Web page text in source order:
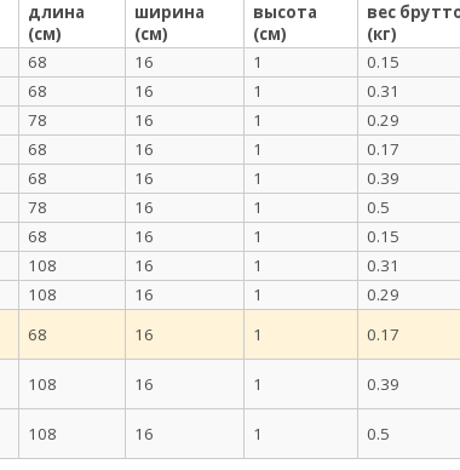
длина
(см)
ширина
(см)
высота
(см)
вес
(кг)
68 16 1 0.15
68 16 1 0.31
78 16 1 0.29
68 16 1 0.17
68 16 1 0.39
78 16 1 0.5
68 16 1 0.15
108 16 1 0.31
108 16 1 0.29
68 16 1 0.17
108 16 1 0.39
108 16 1 0.5